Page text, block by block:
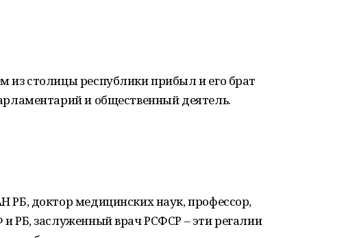
из столицы республики прибыл и его брат
и общественный деятель.
РБ, доктор медицинских наук, профессор,
РБ, заслуженный врач РСФСР – эти регалии